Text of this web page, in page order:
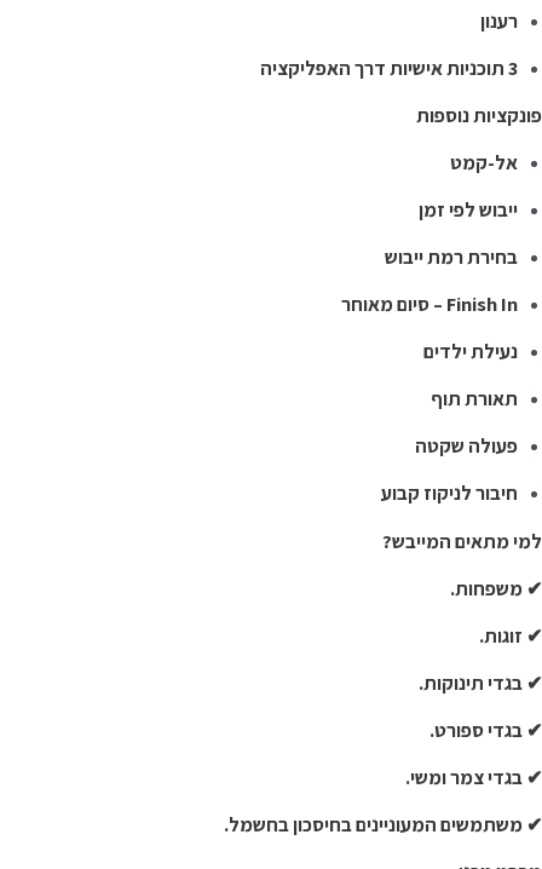
רענון
3 תוכניות אישיות דרך האפליקציה
נוספות
אל-קמט
ייבוש לפי זמן
בחירת רמת ייבוש
Finish In – סיום מאוחר
נעילת ילדים
תאורת תוף
פעולה שקטה
חיבור לניקוז קבוע
מתאים המייבש?
משפחות.
זוגות.
בגדי תינוקות.
בגדי ספורט.
בגדי צמר ומשי.
משתמשים המעוניינים בחיסכון בחשמל.